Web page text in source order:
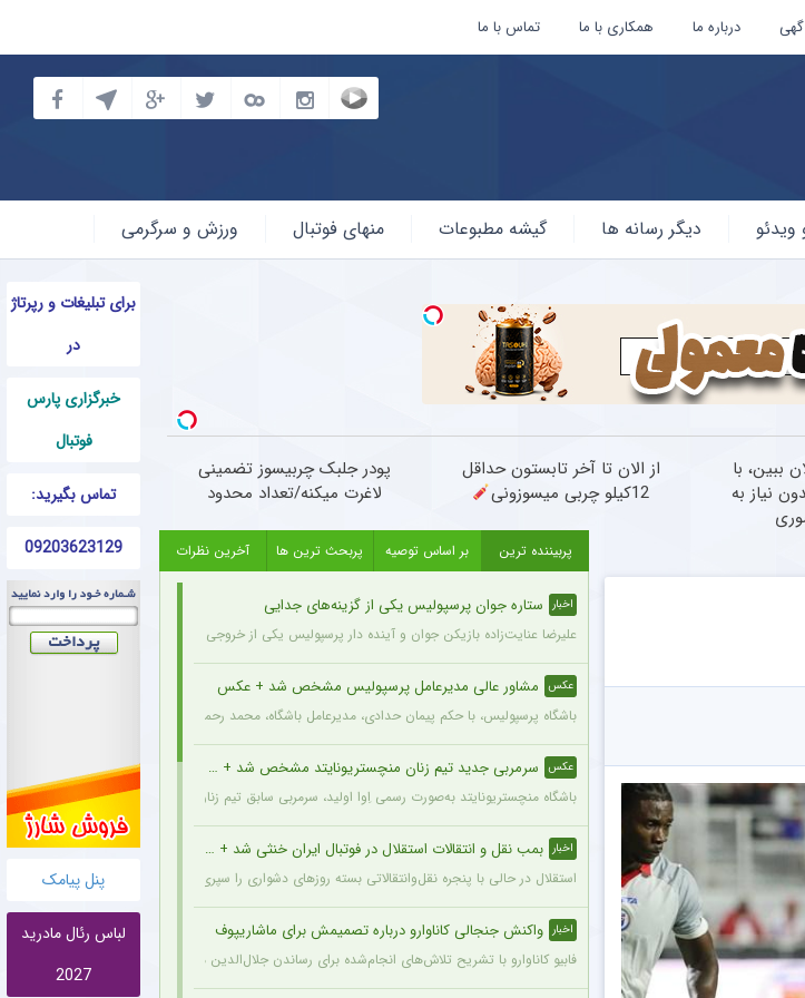
درباره ما همکاری با ما تماس با ما
دیگر رسانه ها گیشه مطبوعات منهای فوتبال ورزش و سرگرمی
برای تبلیغات و رپرتاژ
در
خبرگزاری پارس
فوتبال
تماس بگیرید:
09203623129
پنل پیامک
لباس رئال مادرید
2027
ببین، با
نیاز به
از الان تا آخر تابستون حداقل
12کیلو چربی میسوزونی
پودر جلبک چربیسوز تضمینی
لاغرت میکنه/تعداد محدود
پربیننده ترین بر اساس توصیه پربحث ترین ها آخرین نظرات
اخبار ستاره جوان پرسپولیس یکی از گزینه‌های جدایی
علیرضا عنایت‌زاده بازیکن جوان و آینده دار پرسپولیس یکی از خروجی های احتمالی باشگاه به شمار می رود.
عکس مشاور عالی مدیرعامل پرسپولیس مشخص شد + عکس
باشگاه پرسپولیس، با حکم پیمان حدادی، مدیرعامل باشگاه، محمد رحمان سالاری به عنوان مشاور عالی
عکس سرمربی جدید تیم زنان منچستریونایتد مشخص شد + عکس
باشگاه منچستریونایتد به‌صورت رسمی اِوا اولید، سرمربی سابق تیم زنان هارتس، را به‌عنوان سرمربی جدید
اخبار بمب نقل و انتقالات استقلال در فوتبال ایران خنثی شد + جزئیات
استقلال در حالی با پنجره نقل‌وانتقالاتی بسته روزهای دشواری را سپری می‌کند که در همین شرایط، نام
اخبار واکنش جنجالی کاناوارو درباره تصمیمش برای ماشاریپوف
فابیو کاناوارو با تشریح تلاش‌های انجام‌شده برای رساندن جلال‌الدین ماشاریپوف به جام جهانی تأکید